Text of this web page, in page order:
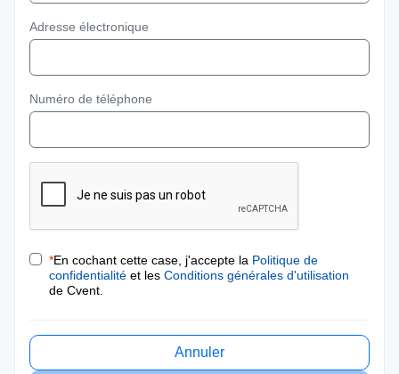
Adresse électronique
Numéro de téléphone
*En cochant cette case, j'accepte la Politique de
confidentialité et les Conditions générales d'utilisation
de Cvent.
Annuler